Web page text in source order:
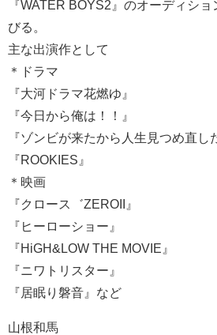
『WATER BOYS2』のオーディシ
びる。
主な出演作として
＊ドラマ
『大河ドラマ花燃ゆ』
『今日から俺は！！』
『ゾンビが来たから人生見つめ直し
『ROOKIES』
＊映画
『クロース゛ZEROII』
『ヒーローショー』
『HiGH&LOW THE MOVIE』
『ニワトリスター』
『居眠り磐音』など
山根和馬